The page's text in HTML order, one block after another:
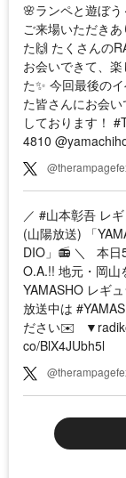
🌸ランペと遊ぼ
ご来場いただき
た🙌 たくさんの
お会いできて、
た✨ 今回最後の
た皆さんにお会
しております！
4810
／ #山本彰吾 レ
(山陽放送) 「
DIO」📻 ＼ 本日
O.A.!! 地元・岡山
YAMASHO レギ
放送中は
ださい✉️ ▼radiko
co/BlX4JUbh5l